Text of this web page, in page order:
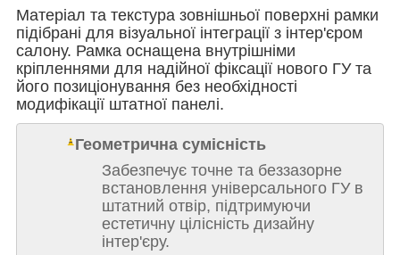
Матеріал та текстура зовнішньої поверхні рамки
підібрані для візуальної інтеграції з інтер'єром
салону. Рамка оснащена внутрішніми
кріпленнями для надійної фіксації нового ГУ та
його позиціонування без необхідності
модифікації штатної панелі.
Геометрична сумісність
Забезпечує точне та беззазорне
встановлення універсального ГУ в
штатний отвір, підтримуючи
естетичну цілісність дизайну
інтер'єру.